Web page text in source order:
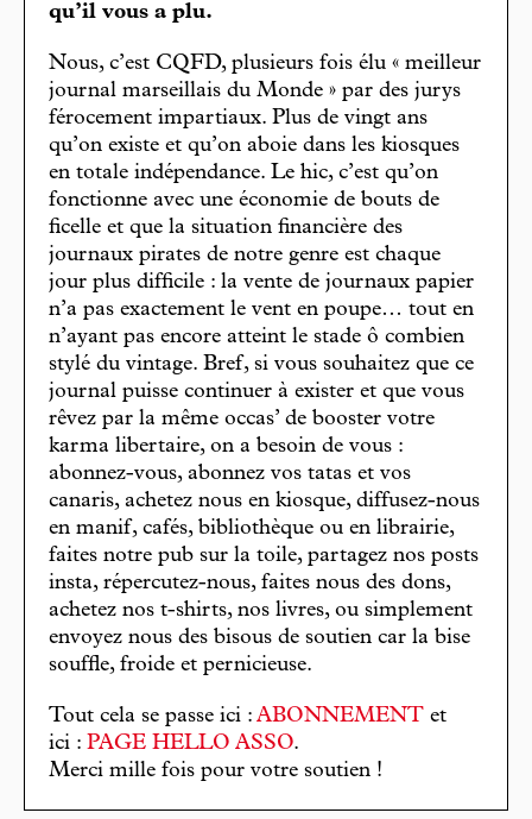
qu’il vous a plu.
Nous, c’est CQFD, plusieurs fois élu « meilleur
journal marseillais du Monde » par des jurys
férocement impartiaux. Plus de vingt ans
qu’on existe et qu’on aboie dans les kiosques
en totale indépendance. Le hic, c’est qu’on
fonctionne avec une économie de bouts de
ficelle et que la situation financière des
journaux pirates de notre genre est chaque
jour plus difficile : la vente de journaux papier
n’a pas exactement le vent en poupe… tout en
n’ayant pas encore atteint le stade ô combien
stylé du vintage. Bref, si vous souhaitez que ce
journal puisse continuer à exister et que vous
rêvez par la même occas’ de booster votre
karma libertaire, on a besoin de vous :
abonnez-vous, abonnez vos tatas et vos
canaris, achetez nous en kiosque, diffusez-nous
en manif, cafés, bibliothèque ou en librairie,
faites notre pub sur la toile, partagez nos posts
insta, répercutez-nous, faites nous des dons,
achetez nos t-shirts, nos livres, ou simplement
envoyez nous des bisous de soutien car la bise
souffle, froide et pernicieuse.
Tout cela se passe ici : ABONNEMENT et
ici : PAGE HELLO ASSO.
Merci mille fois pour votre soutien !